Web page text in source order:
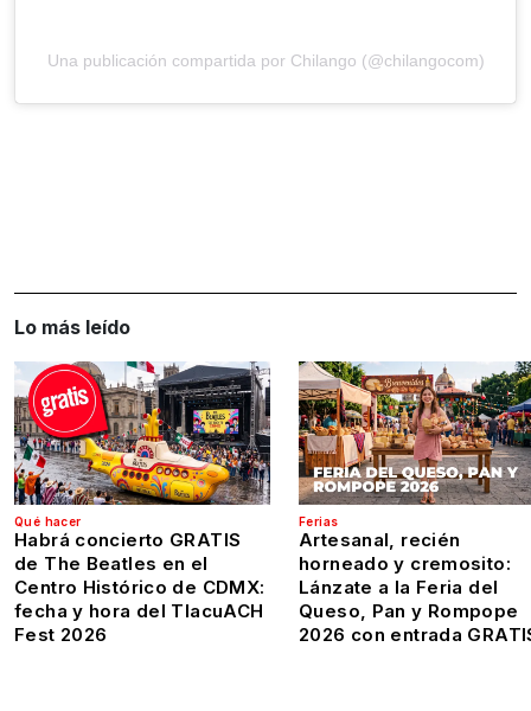
Una publicación compartida por Chilango (@chilangocom)
Lo más leído
Qué hacer
Habrá concierto GRATIS
de The Beatles en el
Centro Histórico de CDMX:
fecha y hora del TlacuACH
Fest 2026
Ferias
Artesanal, recién
horneado y cremosito:
Lánzate a la Feria del
Queso, Pan y Rompope
2026 con entrada